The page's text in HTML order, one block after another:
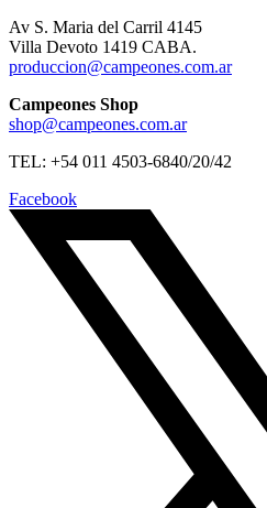
Av S. Maria del Carril 4145
Villa Devoto 1419 CABA.
produccion@campeones.com.ar
Campeones Shop
shop@campeones.com.ar
TEL: +54 011 4503-6840/20/42
Facebook